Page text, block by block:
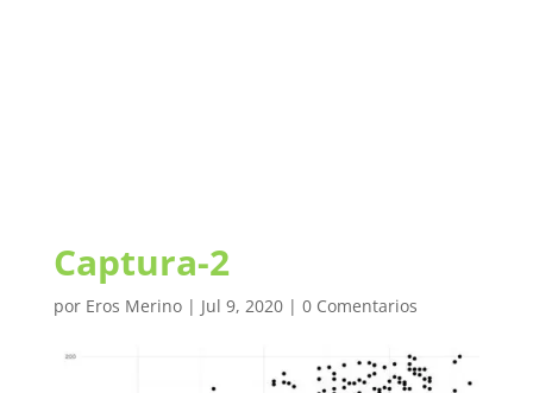
Captura-2
por Eros Merino| Jul 9, 2020| 0 Comentarios